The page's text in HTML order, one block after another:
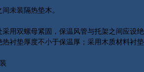
装隔热垫木。
用双螺母紧固，保温风管与托架之间应设绝
衬垫厚度不小于保温厚；采用木质材料衬垫